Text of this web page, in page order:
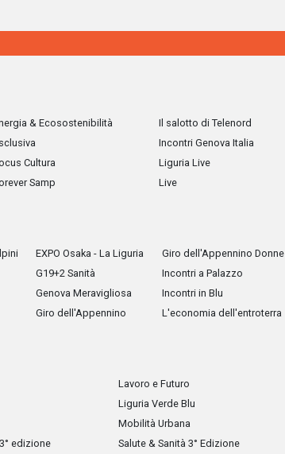
& Ecosostenibilità
Cultura
Samp
Il salotto di Telenord
Incontri Genova Italia
Liguria Live
Live
EXPO Osaka - La Liguria
G19+2 Sanità
Genova Meravigliosa
Giro dell'Appennino
Giro dell'Appennino Donne
Incontri a Palazzo
Incontri in Blu
L'economia dell'entroterra
edizione
Lavoro e Futuro
Liguria Verde Blu
Mobilità Urbana
Salute & Sanità 3° Edizione